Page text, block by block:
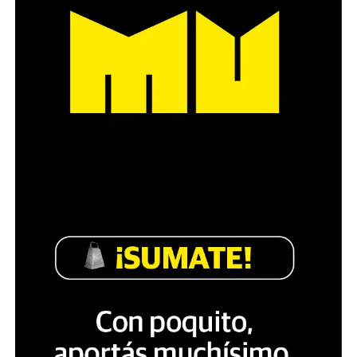
mamá de Lucía Pérez
“Estamos como el día 1”. La frase de la madre de la joven
asesinada en 2016 remite a aquel año: cuando
asesinado a su hija, hasta hoy, dos juicios después, pues la
impunidad sigue consagrada. De motivar el Primer Paro